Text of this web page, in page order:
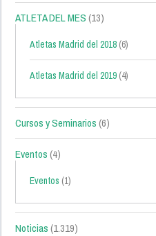
ATLETA DEL MES(13)
Atletas Madrid del 2018 (6)
Atletas Madrid del 2019 (4)
Cursos y Seminarios(6)
Eventos(4)
Eventos (1)
Noticias(1.319)